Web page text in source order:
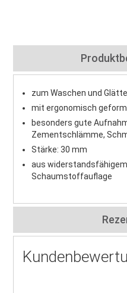
zum Waschen und
mit ergonomisch
besonders gute
Zementschlämme,
Stärke: 30 mm
aus
Schaumstoffauflage